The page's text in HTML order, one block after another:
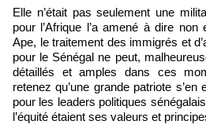
Elle n’était pas seulement une
pour l’Afrique l’a amené à dire
Ape, le traitement des immigrés et
pour le Sénégal ne peut,
détaillés et amples dans ces
retenez qu’une grande patriote
pour les leaders politiques
l’équité étaient ses valeurs et